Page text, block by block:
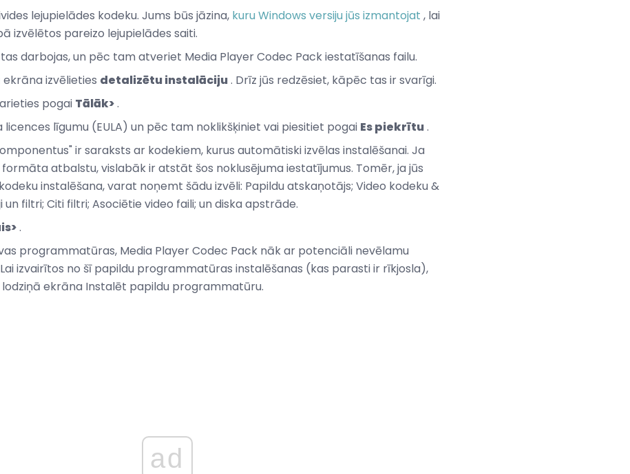
lejupielādes kodeku. Jums būs jāzina, kuru Windows versiju jūs izmantojat , lai
izvēlētos pareizo lejupielādes saiti.
tas darbojas, un pēc tam atveriet Media Player Codec Pack iestatīšanas failu.
izvēlieties detalizētu instalāciju. Drīz jūs redzēsiet, kāpēc tas ir svarīgi.
pogai Tālāk>.
līgumu (EULA) un pēc tam noklikšķiniet vai piesitiet pogai Es piekrītu.
ir saraksts ar kodekiem, kurus automātiski izvēlas instalēšanai. Ja
atbalstu, vislabāk ir atstāt šos noklusējuma iestatījumus. Tomēr, ja jūs
instalēšana, varat noņemt šādu izvēli: Papildu atskaņotājs; Video kodeku &
filtri; Citi filtri; Asociētie video faili; un diska apstrāde.
.
programmatūras, Media Player Codec Pack nāk ar potenciāli nevēlamu
izvairītos no šī papildu programmatūras instalēšanas (kas parasti ir rīkjosla),
ekrāna Instalēt papildu programmatūru.
ad